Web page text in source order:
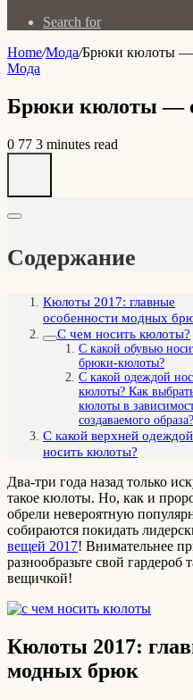
Search for
Home/Мода/Брюки кюлоты —
Мода
Брюки кюлоты —
0 77 3 minutes read
Содержание
Кюлоты 2017: главные
особенности модных
С чем носить кюлоты?
С какой обувью
брюки-кюлоты?
С какой одеждой
кюлоты? Как
кюлоты в
создаваемого образа?
С какой верхней одеждой
носить кюлоты?
Два-три года назад только
такое кюлоты. Но, как и
обрели невероятную
собираются покидать
вещей 2017! Внимательнее
разнообразьте свой
вещичкой!
Кюлоты 2017:
модных брюк